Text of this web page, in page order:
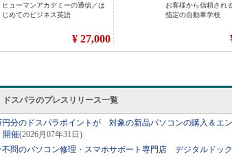
スパラのプレスリリース一覧
円分のドスパラポイントが 対象の新品パソコンの購入＆エ
開催(2026月07年31日)
不問のパソコン修理・スマホサポート専門店 デジタルドッ